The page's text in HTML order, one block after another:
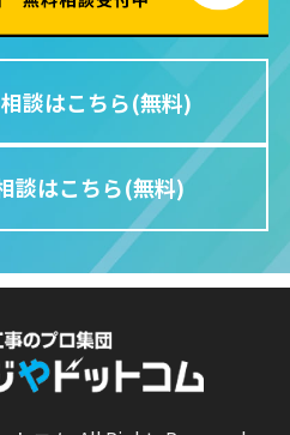
談はこちら(無料)
談はこちら(無料)